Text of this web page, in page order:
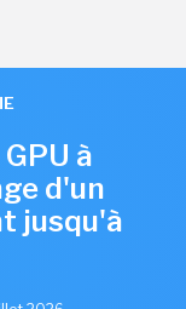
à
d'un
jusqu'à